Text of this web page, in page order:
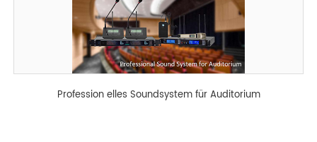
Profession elles Soundsystem für Auditorium